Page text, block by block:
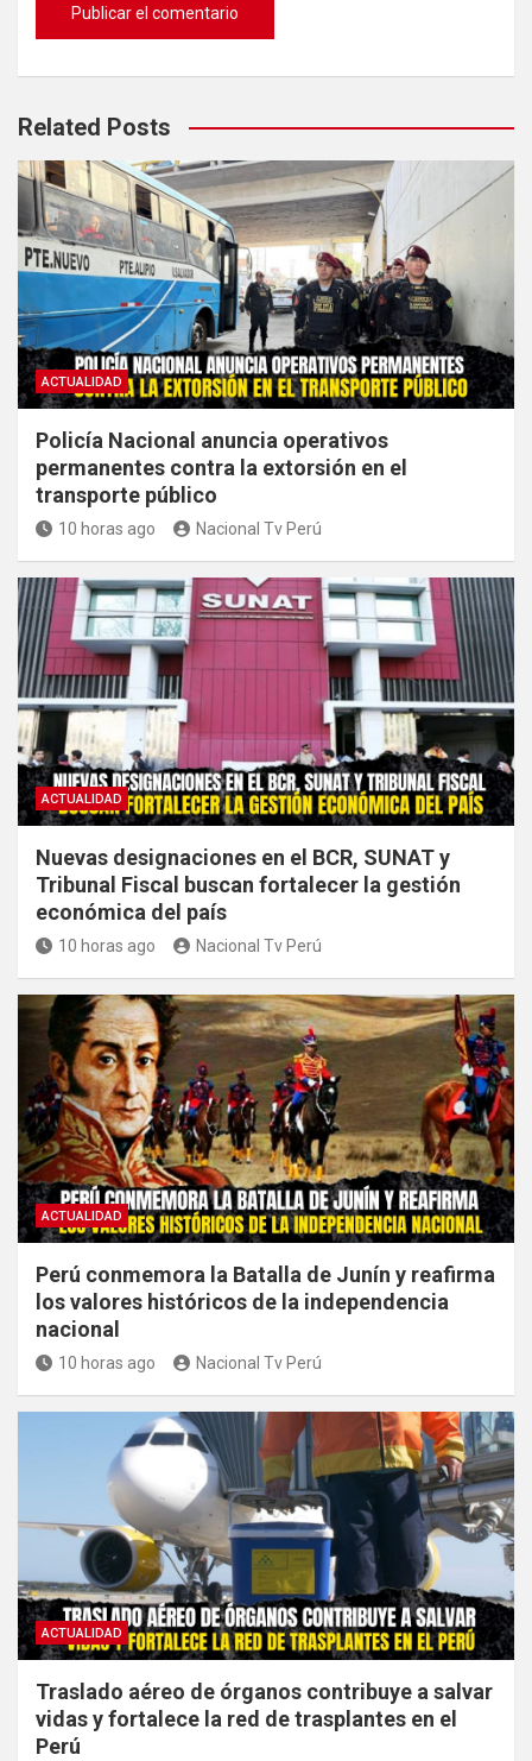
Related Posts
ACTUALIDAD
Policía Nacional anuncia operativos
permanentes contra la extorsión en el
transporte público
10 horas ago Nacional Tv Perú
ACTUALIDAD
Nuevas designaciones en el BCR, SUNAT y
Tribunal Fiscal buscan fortalecer la gestión
económica del país
10 horas ago Nacional Tv Perú
ACTUALIDAD
Perú conmemora la Batalla de Junín y reafirma
los valores históricos de la independencia
nacional
10 horas ago Nacional Tv Perú
ACTUALIDAD
Traslado aéreo de órganos contribuye a salvar
vidas y fortalece la red de trasplantes en el
Perú